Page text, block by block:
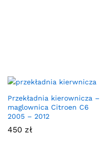
Przekładnia kierownicza –
maglownica Citroen C6
2005 – 2012
450 zł